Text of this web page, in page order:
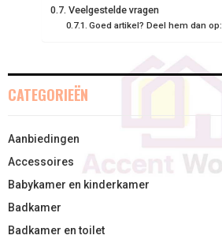
R Veelgestelde vragen
Goed artikel? Deel hem dan op:
CATEGORIEËN
Aanbiedingen
Accessoires
Babykamer en kinderkamer
Badkamer
Badkamer en toilet